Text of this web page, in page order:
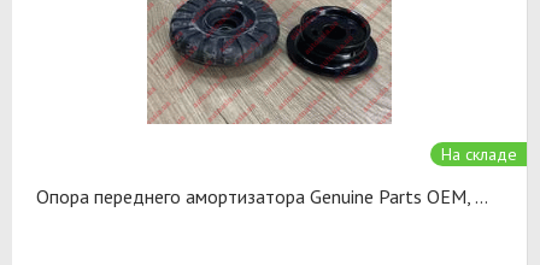
На складе
Опора переднего амортизатора Genuine Parts OEM, ...